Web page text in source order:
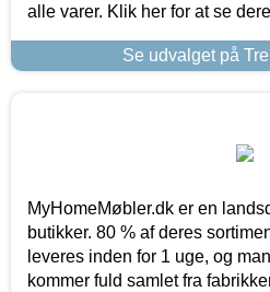
alle varer. Klik her for at se
Se udvalget på
MyHomeMøbler.dk er en
butikker. 80 % af deres
leveres inden for 1 uge, og
kommer fuld samlet fra